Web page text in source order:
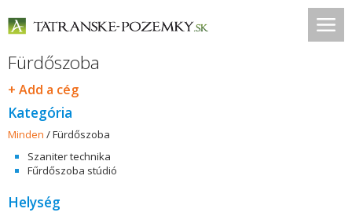
Fürdőszoba
+ Add a cég
Kategória
Minden /Fürdőszoba
Szaniter technika
Fűrdőszoba stúdió
Helység